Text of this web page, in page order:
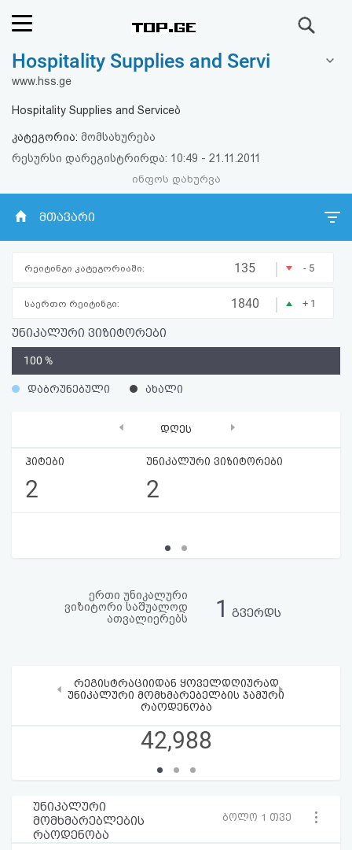
რეიტინგი
ფოსტა
პასუხი
პაროლის
აღდგენა
სალიცენზიო
Hospitality Supplies and Servi
www.hss.ge
Hospitality Supplies and Serviceბ
კატეგორია: მომსახურება
რესურსი დარეგისტრირდა: 10:49 - 21.11.2011
ინფოს დახურვა
მთავარი
რეიტინგი კატეგორიაში: 135 | - 5
საერთო რეიტინგი: 1840 | + 1
უნიკალური ვიზიტორები
%
100 %
დაბრუნებული ახალი
დღეს
ჰიტები
2
უნიკალური ვიზიტორები
2
‹ ›
ერთი უნიკალური
ვიზიტორი საშუალოდ
ათვალიერებს
1 გვერდს
რეგისტრაციიდან ყოველდღიურად
უნიკალური მომხმარებელბის ჯამური
რაოდენობა
42,988
‹ ›
უნიკალური
მომხმარებლების
რაოდენობა
ბოლო 1 თვე